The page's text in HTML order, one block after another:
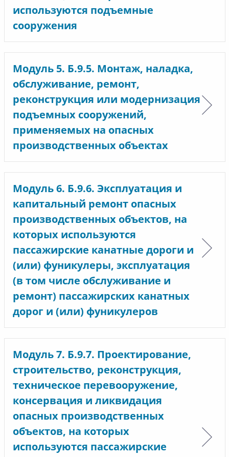
используются подъемные
сооружения
Модуль 5. Б.9.5. Монтаж, наладка,
обслуживание, ремонт,
реконструкция или модернизация
подъемных сооружений,
применяемых на опасных
производственных объектах
Модуль 6. Б.9.6. Эксплуатация и
капитальный ремонт опасных
производственных объектов, на
которых используются
пассажирские канатные дороги и
(или) фуникулеры, эксплуатация
(в том числе обслуживание и
ремонт) пассажирских канатных
дорог и (или) фуникулеров
Модуль 7. Б.9.7. Проектирование,
строительство, реконструкция,
техническое перевооружение,
консервация и ликвидация
опасных производственных
объектов, на которых
используются пассажирские